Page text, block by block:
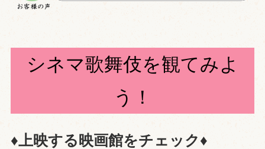
シネマ歌舞伎を観てみよ
う！
♦上映する映画館をチェック♦